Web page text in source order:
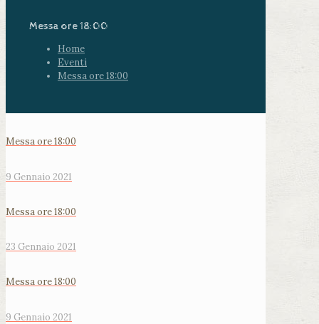
Messa ore 18:00
Home
Eventi
Messa ore 18:00
Messa ore 18:00
9 Gennaio 2021
Messa ore 18:00
23 Gennaio 2021
Messa ore 18:00
9 Gennaio 2021